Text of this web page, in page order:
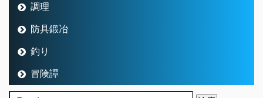
調理
防具鍛冶
釣り
冒険譚